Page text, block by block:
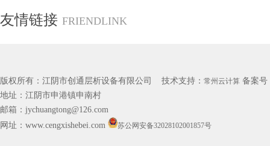
友情链接 FRIENDLINK
版权所有：江阴市创通层析设备有限公司 技术支持： 常州云计算 备案号
地址：江阴市申港镇申南村
邮箱：jychuangtong@126.com
网址：www.cengxishebei.com
苏公网安备32028102001857号